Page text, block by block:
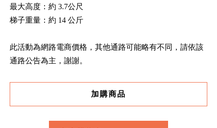
最大高度：約 3.7公尺
梯子重量：約 14 公斤
此活動為網路電商價格，其他通路可能略有不同，請依該
通路公告為主，謝謝。
加購商品